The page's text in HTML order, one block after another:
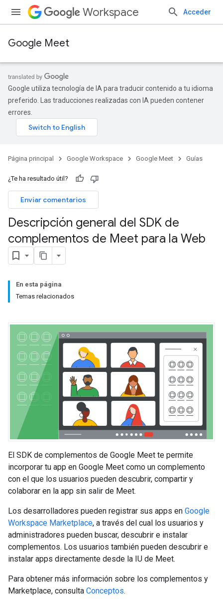
Workspace Acceder
Google Meet
Google utiliza tecnología de IA para traducir contenido a tu idioma
preferido. Las traducciones realizadas con IA pueden contener
errores.
Página principal Google Workspace Google Meet Guías
¿Te ha resultado útil?
Enviar comentarios
Descripción general del SDK de
complementos de Meet para la Web
En esta página
Temas relacionados
El SDK de complementos de Google Meet te permite
incorporar tu app en Google Meet como un complemento
con el que los usuarios pueden descubrir, compartir y
colaborar en la app sin salir de Meet.
Los desarrolladores pueden registrar sus apps en Google
Workspace Marketplace, a través del cual los usuarios y
administradores pueden buscar, descubrir e instalar
complementos. Los usuarios también pueden descubrir e
instalar apps directamente desde la IU de Meet.
Para obtener más información sobre los complementos y
Marketplace, consulta Conceptos.